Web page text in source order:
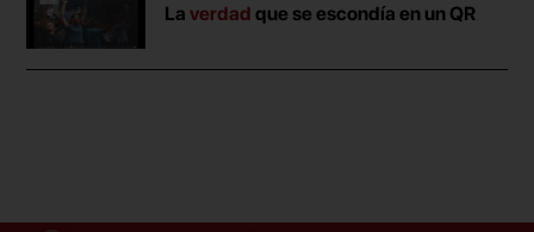
Laverdad que se escondía en un QR